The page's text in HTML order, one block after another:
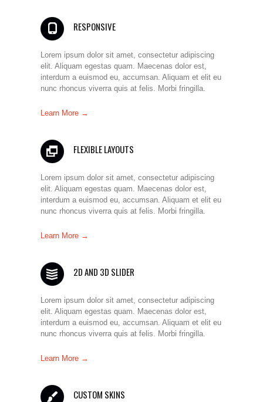
RESPONSIVE
Lorem ipsum dolor sit amet, consectetur adipiscing
elit. Aliquam egestas quam. Maecenas dolor est,
interdum a euismod eu, accumsan. Aliquam et elit eu
nunc rhoncus viverra quis at felis. Morbi fringilla.
Learn More →
FLEXIBLE LAYOUTS
Lorem ipsum dolor sit amet, consectetur adipiscing
elit. Aliquam egestas quam. Maecenas dolor est,
interdum a euismod eu, accumsan. Aliquam et elit eu
nunc rhoncus viverra quis at felis. Morbi fringilla.
Learn More →
2D AND 3D SLIDER
Lorem ipsum dolor sit amet, consectetur adipiscing
elit. Aliquam egestas quam. Maecenas dolor est,
interdum a euismod eu, accumsan. Aliquam et elit eu
nunc rhoncus viverra quis at felis. Morbi fringilla.
Learn More →
CUSTOM SKINS